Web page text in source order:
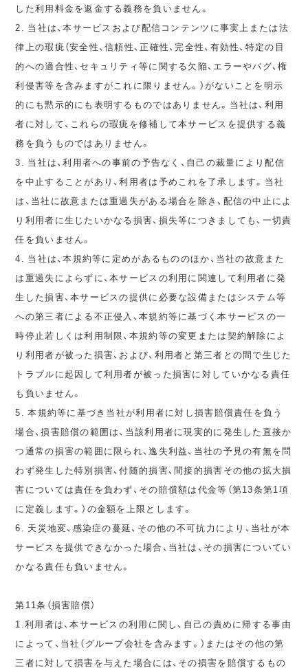
した利用料金を返金する義務を負いません。
2. 当社は、本サービスおよび配信コンテンツに事実上または法
律上の瑕疵（安全性、信頼性、正確性、完全性、有効性、特定の目
的への適合性、セキュリティ等に関する欠陥、エラーやバグ、権
利侵害等を含みますがこれに限りません。）がないことを明示
的にも黙示的にも表明するものではありません。当社は、利用
者に対して、これらの瑕疵を修補して本サービスを提供する義
務を負うものではありません。
3. 当社は、利用者への事前の予告なく、自己の裁量により配信
を中止することがあり、利用者は予めこれを了承します。当社
は、当社に故意または重過失がある場合を除き、配信の中止によ
り利用者に生じたいかなる損害、損失等につきましても、一切責
任を負いません。
4. 当社は、本規約等に定めがあるもののほか、当社の故意また
は重過失によらずに、本サービスの利用に関連して利用者に発
生した損害、本サービスの提供に必要な設備またはシステム等
への第三者による不正侵入、本規約等に基づく本サービスの一
時停止若しくは利用制限、本規約等の変更または契約解除によ
り利用者が被った損害、および、利用者と第三者との間で生じた
トラブルに起因して利用者が被った損害に対していかなる責任
も負いません。
5. 本規約等に基づき当社が利用者に対し損害賠償責任を負う
場合、損害賠償の範囲は、当該利用者に現実的に発生した直接か
つ通常の損害の範囲に限られ、逸失利益、当社の予見の有無を問
わず発生した特別損害、付随的損害、間接的損害その他の拡大損
害については責任を負わず、その賠償額は代金等（第13条第1項
に定義します。）の金額を上限とします。
6. 天災地変、感染症の蔓延、その他の不可抗力により、当社が本
サービスを提供できなかった場合、当社は、その損害についてい
かなる責任も負いません。
第11条（損害賠償）
1.利用者は、本サービスの利用に関し、自己の責めに帰する事由
によって、当社（グループ会社を含みます。）またはその他の第
三者に対して損害を与えた場合には、その損害を賠償するもの